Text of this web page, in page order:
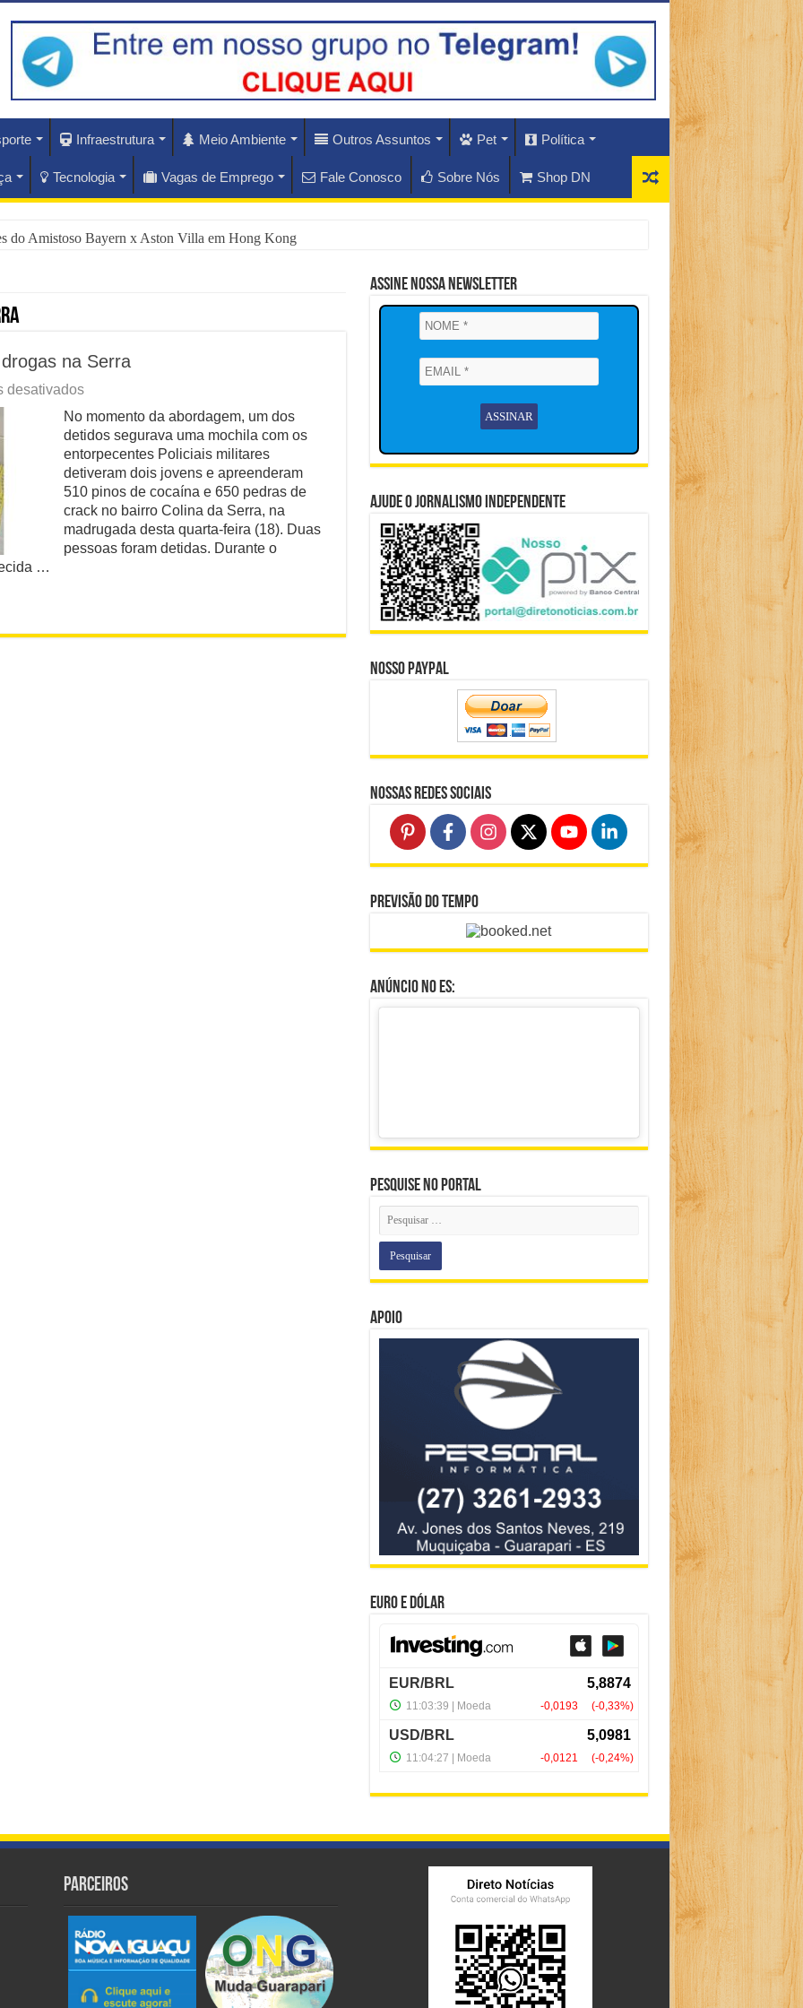
Infraestrutura Meio Ambiente Outros Assuntos Pet Política
Tecnologia Vagas de Emprego Fale Conosco Sobre Nós Shop DN
do Amistoso Bayern x Aston Villa em Hong Kong
do Escândalo de R$ 308 Mi em MT?
Diplomática Que Lula e Trump Aprofundam
Hoje as Apostas do Mercado Financeiro
Investigado: O Que Mudou na Operação INSS
Dividem Empresários na Reforma Tributária
Política do Republicanos Rumo a 2026
Trabalhadores à Morte em Obra Proibida no ES?
Camp David Agora no Centro do Poder
na Serra
desativadosem
detém
vagabundos
com
drogas
na
Serra
No momento da abordagem, um dos
detidos segurava uma mochila com os
entorpecentes Policiais militares
detiveram dois jovens e apreenderam
510 pinos de cocaína e 650 pedras de
crack no bairro Colina da Serra, na
madrugada desta quarta-feira (18). Duas
pessoas foram detidas. Durante o
…
Assine Nossa Newsletter
Ajude o Jornalismo Independente
Nosso Paypal
Nossas Redes Sociais
Previsão do Tempo
Anúncio no ES:
Pesquise no portal
Apoio
Euro e Dólar
Parceiros